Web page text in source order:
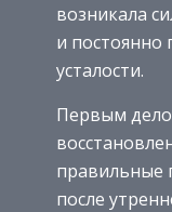
возникала
и постоянно
усталости.
Первым
правильные
после